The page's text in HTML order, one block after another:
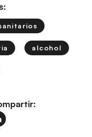
alcohol